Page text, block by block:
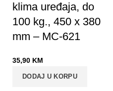
klima uređaja, do
100 kg., 450 x 380
mm – MC-621
35,90 KM
DODAJ U KORPU